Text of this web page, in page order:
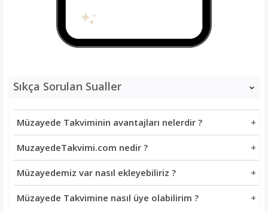
Sıkça Sorulan Sualler ‹
Müzayede Takviminin avantajları nelerdir ?
MuzayedeTakvimi.com nedir ?
Müzayedemiz var nasıl ekleyebiliriz ?
Müzayede Takvimine nasıl üye olabilirim ?